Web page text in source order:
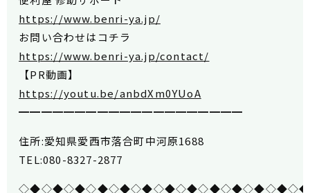
https://www.benri-ya.jp/
お問い合わせはコチラ
https://www.benri-ya.jp/contact/
【PR動画】
https://youtu.be/anbdXm0YUoA
━━━━━━━━━━━━━━━━━━━━
住所:愛知県愛西市落合町中河原1688
TEL:080-8327-2877